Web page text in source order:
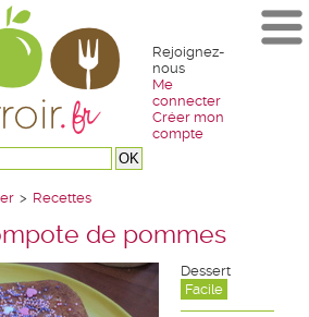
Rejoignez-
nous
Me
connecter
Créer mon
compte
> Recettes
de pommes
Dessert
Facile